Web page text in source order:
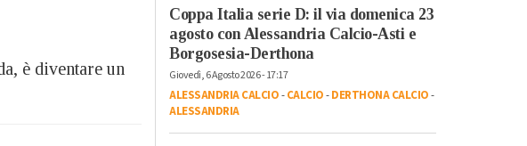
è diventare un
Coppa Italia serie D: il via domenica 23
agosto con Alessandria Calcio-Asti e
Borgosesia-Derthona
Giovedì, 6 Agosto 2026 - 17:17
ALESSANDRIA CALCIO-CALCIO-DERTHONA CALCIO-
ALESSANDRIA